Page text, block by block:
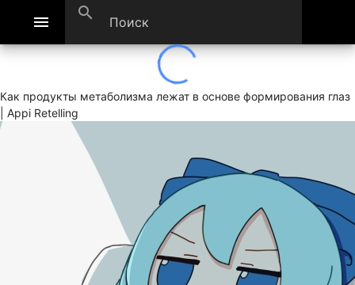
menu search
Как продукты метаболизма лежат в основе формирования глаз
| Appi Retelling